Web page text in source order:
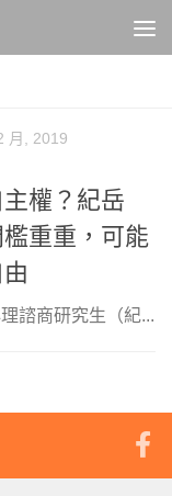
月, 2019
權？紀岳
重重，可能
諮商研究生（紀...